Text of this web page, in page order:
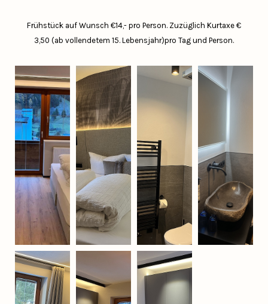
Frühstück auf Wunsch €14,- pro Person. Zuzüglich Kurtaxe €
3,50 (ab vollendetem 15. Lebensjahr)pro Tag und Person.